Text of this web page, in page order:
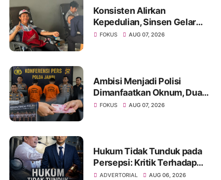
Konsisten Alirkan
Kepedulian, Sinsen Gelar
Donor Darah ke-23 dalam
FOKUS AUG 07, 2026
Ambisi Menjadi Polisi
Dimanfaatkan Oknum, Dua
Anggota Polda Jambi Diduga
FOKUS AUG 07, 2026
Hukum Tidak Tunduk pada
Persepsi: Kritik Terhadap
Monopoli Kebenaran oleh
ADVERTORIAL AUG 06, 2026